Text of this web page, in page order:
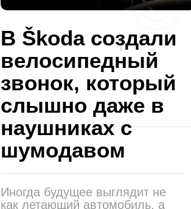
В Škoda создали
велосипедный
звонок, который
слышно даже в
наушниках с
шумодавом
Иногда будущее выглядит не
как летающий автомобиль, а